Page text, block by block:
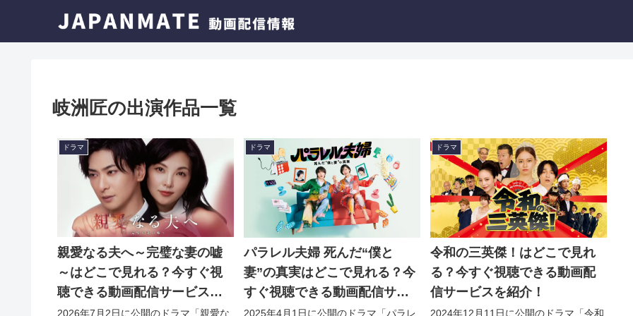
岐洲匠の出演作品一覧
ドラマ
親愛なる夫へ～完璧な妻の嘘
～はどこで見れる？今すぐ視
聴できる動画配信サービスを
紹介！
2026年7月2日に公開のドラマ「親愛な
ドラマ
パラレル夫婦 死んだ“僕と
妻”の真実はどこで見れる？今
すぐ視聴できる動画配信サー
ビスを紹介！
2025年4月1日に公開のドラマ「パラレ
ドラマ
令和の三英傑！はどこで見れ
る？今すぐ視聴できる動画配
信サービスを紹介！
2024年12月11日に公開のドラマ「令和